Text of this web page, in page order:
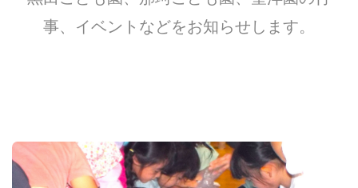
事、イベントなどをお知らせします。